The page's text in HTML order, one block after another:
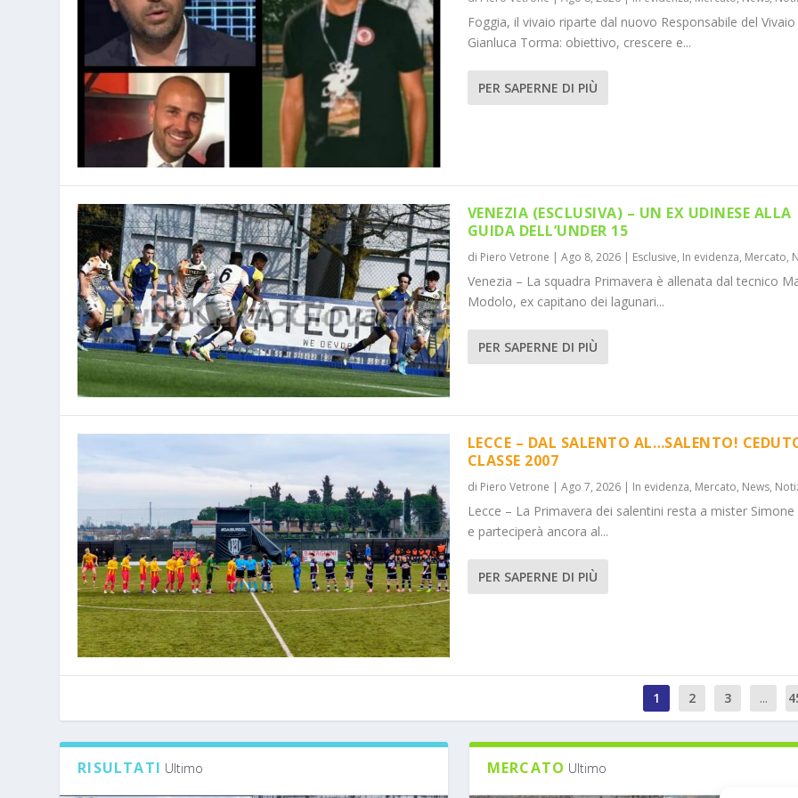
Foggia, il vivaio riparte dal nuovo Responsabile del Vivaio
Gianluca Torma: obiettivo, crescere e...
PER SAPERNE DI PIÙ
VENEZIA (ESCLUSIVA) – UN EX UDINESE ALLA
GUIDA DELL’UNDER 15
di Piero Vetrone | Ago 8, 2026| Esclusive, In evidenza, Mercato,
Venezia – La squadra Primavera è allenata dal tecnico
Modolo, ex capitano dei lagunari...
PER SAPERNE DI PIÙ
LECCE – DAL SALENTO AL…SALENTO!
CLASSE 2007
di Piero Vetrone | Ago 7, 2026| In evidenza, Mercato, News,
Lecce – La Primavera dei salentini resta a mister Simone
e parteciperà ancora al...
PER SAPERNE DI PIÙ
1 2 3 ...
RISULTATI Ultimo MERCATO Ultimo